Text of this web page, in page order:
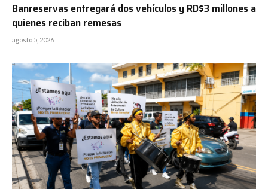
Banreservas entregará dos vehículos y RD$3 millones a
quienes reciban remesas
agosto 5, 2026